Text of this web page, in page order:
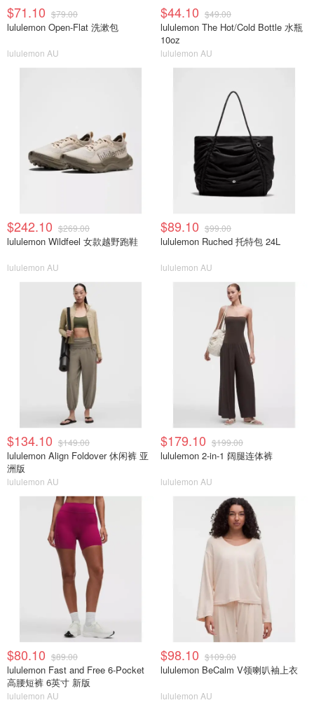
$71.10 $79.00
lululemon Open-Flat 洗漱包
lululemon AU
$44.10 $49.00
lululemon The Hot/Cold Bottle 水瓶
10oz
lululemon AU
$242.10 $269.00
lululemon Wildfeel 女款越野跑鞋
lululemon AU
$89.10 $99.00
lululemon Ruched 托特包 24L
lululemon AU
$134.10 $149.00
lululemon Align Foldover 休闲裤 亚
洲版
lululemon AU
$179.10 $199.00
lululemon 2-in-1 阔腿连体裤
lululemon AU
$80.10 $89.00
lululemon Fast and Free 6-Pocket
高腰短裤 6英寸 新版
lululemon AU
$98.10 $109.00
lululemon BeCalm V领喇叭袖上衣
lululemon AU